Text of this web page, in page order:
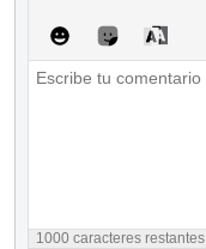
1000 caracteres restantes